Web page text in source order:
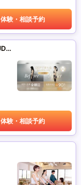
体験・相談予約
ピラティススタジオ デップ (PILATESSTUDIO DEP)
体験・相談予約